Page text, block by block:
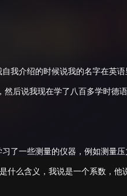
我介绍的时候说我的名字在英语
后说我现在学了八百多学时德语
了一些测量的仪器，例如测量
什么含义，我说是一个系数，他